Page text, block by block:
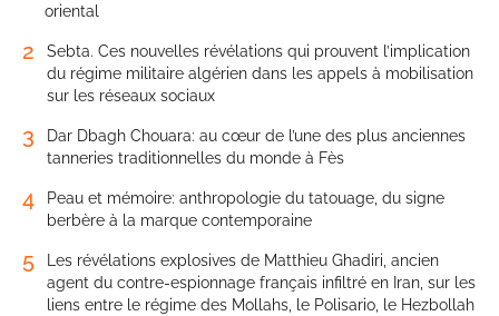
oriental
2
Sebta. Ces nouvelles révélations qui prouvent l’implication
du régime militaire algérien dans les appels à mobilisation
sur les réseaux sociaux
3
Dar Dbagh Chouara: au cœur de l’une des plus anciennes
tanneries traditionnelles du monde à Fès
4
Peau et mémoire: anthropologie du tatouage, du signe
berbère à la marque contemporaine
5
Les révélations explosives de Matthieu Ghadiri, ancien
agent du contre-espionnage français infiltré en Iran, sur les
liens entre le régime des Mollahs, le Polisario, le Hezbollah